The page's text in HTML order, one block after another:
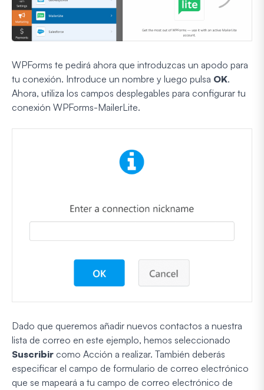
WPForms te pedirá ahora que introduzcas un apodo para
tu conexión. Introduce un nombre y luego pulsa OK.
Ahora, utiliza los campos desplegables para configurar tu
conexión WPForms-MailerLite.
Dado que queremos añadir nuevos contactos a nuestra
lista de correo en este ejemplo, hemos seleccionado
Suscribir como Acción a realizar. También deberás
especificar el campo de formulario de correo electrónico
que se mapeará a tu campo de correo electrónico de